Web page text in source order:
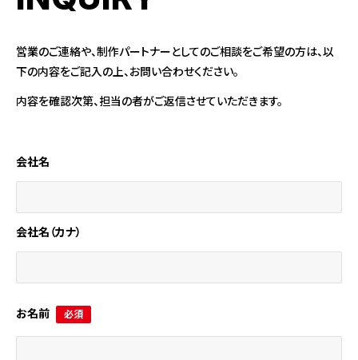
営業のご連絡や、制作パートナーとしてのご相談をご希望の方は、以
下の内容をご記入の上、お問い合わせください。
内容を確認次第、担当の者がご返信させていただきます。
会社名
会社名（カナ）
お名前 必須